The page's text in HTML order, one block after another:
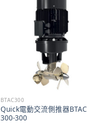
BTAC300
Quick電動交流側推器BTAC
300-300